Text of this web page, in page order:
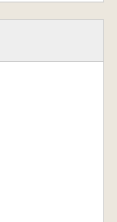
の被葬者